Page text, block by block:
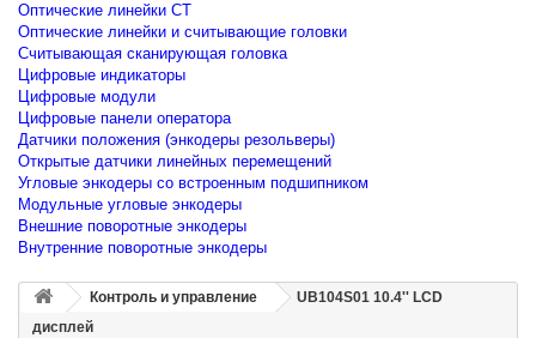
Оптические линейки CT
Оптические линейки и считывающие головки
Считывающая сканирующая головка
Цифровые индикаторы
Цифровые модули
Цифровые панели оператора
Датчики положения (энкодеры резольверы)
Открытые датчики линейных перемещений
Угловые энкодеры со встроенным подшипником
Модульные угловые энкодеры
Внешние поворотные энкодеры
Внутренние поворотные энкодеры
Контроль и управление
UB104S01 10.4'' LCD
дисплей